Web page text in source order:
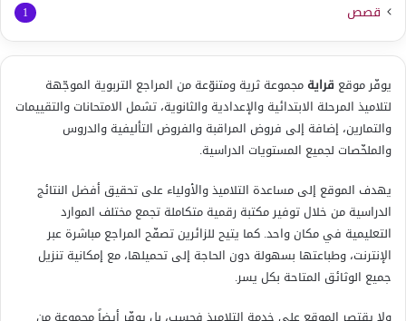
قصص 1
يوفّر موقع قرايةمجموعة ثرية ومتنوّعة من المراجع التربوية الموجّهة
لتلاميذ المرحلة الابتدائية والإعدادية والثانوية، تشمل الامتحانات والتقييمات
والتمارين، إضافة إلى فروض المراقبة والفروض التأليفية والدروس
والملخّصات لجميع المستويات الدراسية.
يهدف الموقع إلى مساعدة التلاميذ والأولياء على تحقيق أفضل النتائج
الدراسية من خلال توفير مكتبة رقمية متكاملة تجمع مختلف الموارد
التعليمية في مكان واحد. كما يتيح للزائرين تصفّح المراجع مباشرة عبر
الإنترنت، وطباعتها بسهولة دون الحاجة إلى تحميلها، مع إمكانية تنزيل
جميع الوثائق المتاحة بكل يسر.